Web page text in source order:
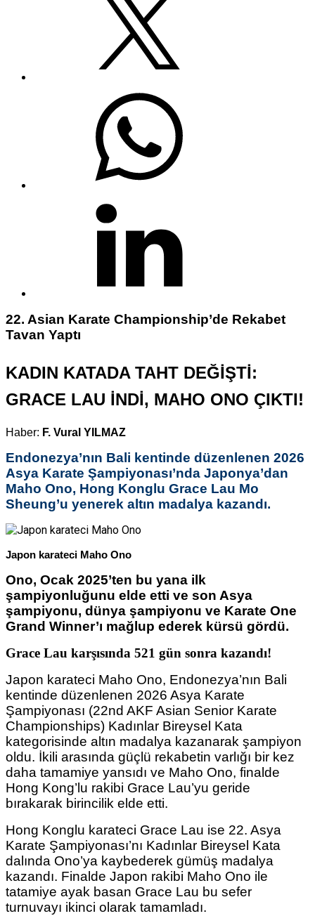
22. Asian Karate Championship’de Rekabet
Tavan Yaptı
KADIN KATADA TAHT DEĞİŞTİ:
GRACE LAU İNDİ, MAHO ONO ÇIKTI!
Haber: F. Vural YILMAZ
Endonezya’nın Bali kentinde düzenlenen 2026
Asya Karate Şampiyonası’nda Japonya’dan
Maho Ono, Hong Konglu Grace Lau Mo
Sheung’u yenerek altın madalya kazandı.
Japon karateci Maho Ono
Ono, Ocak 2025’ten bu yana ilk
şampiyonluğunu elde etti ve son Asya
şampiyonu, dünya şampiyonu ve Karate One
Grand Winner’ı mağlup ederek kürsü gördü.
Grace Lau karşısında 521 gün sonra kazandı!
Japon karateci Maho Ono, Endonezya’nın Bali
kentinde düzenlenen 2026 Asya Karate
Şampiyonası (22nd AKF Asian Senior Karate
Championships) Kadınlar Bireysel Kata
kategorisinde altın madalya kazanarak şampiyon
oldu. İkili arasında güçlü rekabetin varlığı bir kez
daha tamamiye yansıdı ve Maho Ono, finalde
Hong Kong’lu rakibi Grace Lau’yu geride
bırakarak birincilik elde etti.
Hong Konglu karateci Grace Lau ise 22. Asya
Karate Şampiyonası’nı Kadınlar Bireysel Kata
dalında Ono’ya kaybederek gümüş madalya
kazandı. Finalde Japon rakibi Maho Ono ile
tatamiye ayak basan Grace Lau bu sefer
turnuvayı ikinci olarak tamamladı.